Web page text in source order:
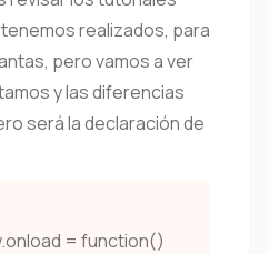
realizados, para
pero vamos a ver
y las diferencias
será la declaración de
= function()